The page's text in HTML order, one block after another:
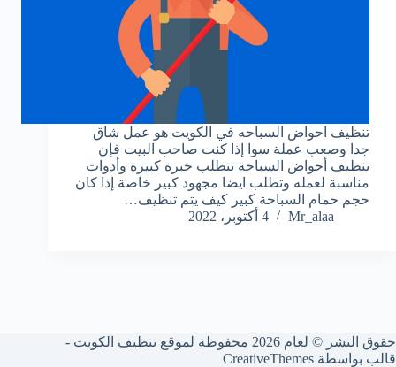
تنظيف احواض السباحه في الكويت ‏هو عمل شاق
جدا وصعب عملة سوا إذا كنت صاحب البيت فإن
تنظيف أحواض السباحة تتطلب خبرة كبيرة وأدوات
مناسبة لعمله وتطلب ايضا مجهود كبير خاصة إذا كان
حجم حمام السباحة كبير كيف يتم تنظيف…
Mr_alaa
4 أكتوبر، 2022
حقوق النشر © لعام 2026 محفوظة لموقع تنظيف الكويت -
قالب بواسطة CreativeThemes